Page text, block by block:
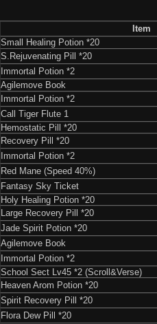
Item
Small Healing Potion *20
S.Rejuvenating Pill *20
Immortal Potion *2
Agilemove Book
Immortal Potion *2
Call Tiger Flute 1
Hemostatic Pill *20
Recovery Pill *20
Immortal Potion *2
Red Mane (Speed 40%)
Fantasy Sky Ticket
Holy Healing Potion *20
Large Recovery Pill *20
Jade Spirit Potion *20
Agilemove Book
Immortal Potion *2
School Sect Lv45 *2 (Scroll​&Verse)
Heaven Arom Potion *20
Spirit Recovery Pill *20
Flora Dew Pill *20